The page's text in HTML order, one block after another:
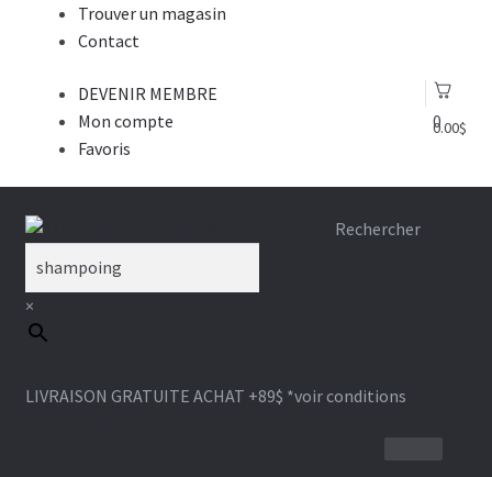
Trouver un magasin
Contact
0
0.00$
DEVENIR MEMBRE
Mon compte
Favoris
Aller
navigation
Aller
contenu
Rechercher
×
LIVRAISON GRATUITE ACHAT +89$ *voir conditions